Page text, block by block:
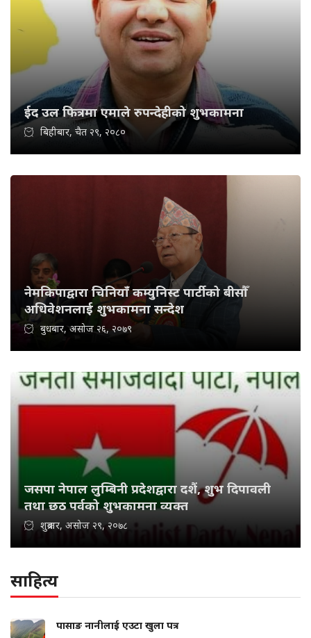
ईद उल फित्रमा एमाले रुपन्देहीको शुभकामना
बिहीबार, चैत २९, २०८०
नेमकिपाद्वारा चिनियाँ कम्युनिस्ट पार्टीको बीसौँ
अधिवेशनलाई शुभकामना सन्देश
बुधबार, असोज २६, २०७९
जसपा नेपाल लुम्बिनी प्रदेशद्वारा दशैं, शुभ दिपावली
तथा छठ पर्वको शुभकामना व्यक्त
शुक्रबार, असोज २९, २०७८
साहित्य
पासाङ नानीलाई एउटा खुला पत्र